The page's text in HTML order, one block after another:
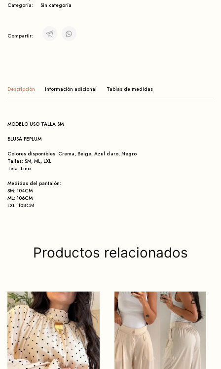
Categoría:
Sin categoría
Compartir:
Descripción Información adicional
MODELO USO TALLA SM
BLUSA PEPLUM
Colores disponibles: Crema, Beige, Azul claro, Negro
Tallas: SM, ML, LXL
Tela: Lino
Medidas del pantalón:
SM: 104CM
ML: 106CM
LXL: 108CM
Productos relacionados